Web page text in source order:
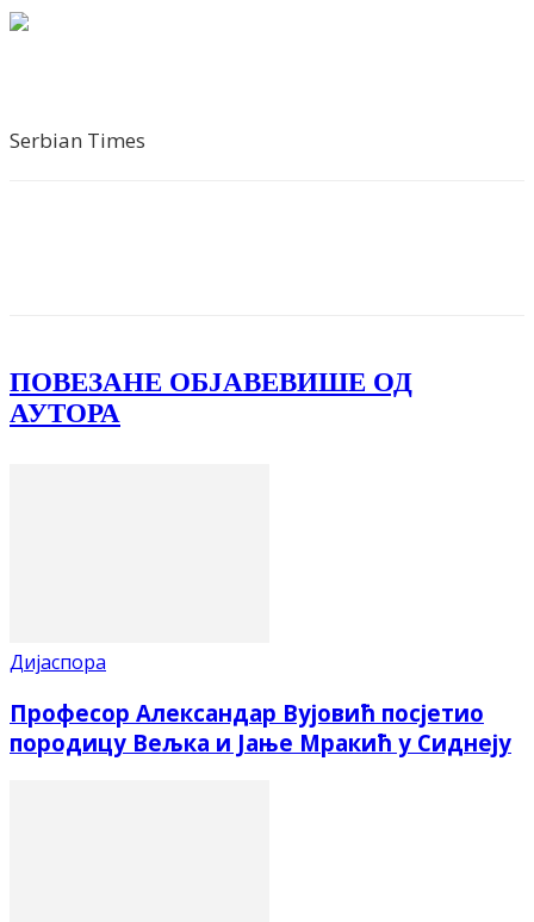
Serbian Times
ПОВЕЗАНЕ ОБЈАВЕВИШЕ ОД
АУТОРА
Дијаспора
Професор Александар Вујовић посјетио
породицу Вељка и Јање Мракић у Сиднеју